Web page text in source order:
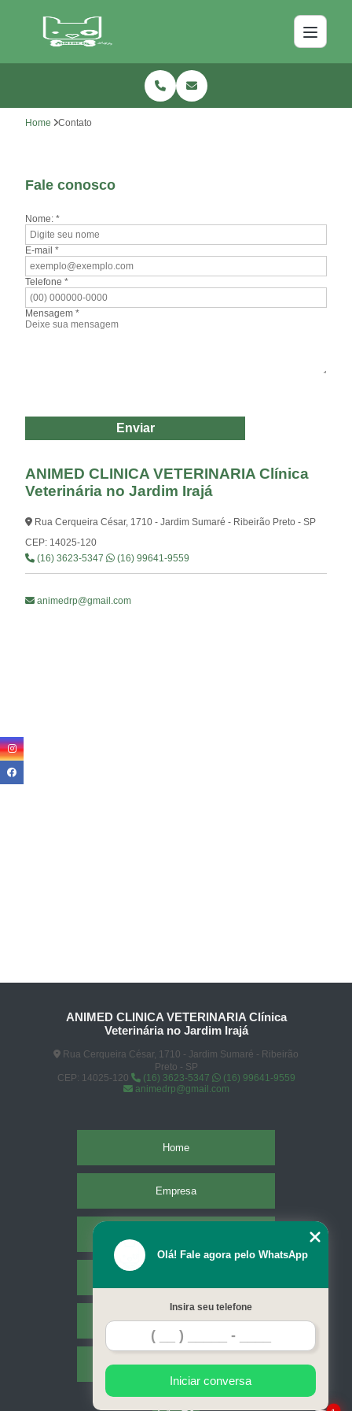
Home Contato
Fale conosco
Nome: *
E-mail *
Telefone *
Mensagem *
Enviar
ANIMED CLINICA VETERINARIA Clínica
Veterinária no Jardim Irajá
Rua Cerqueira César, 1710 - Jardim Sumaré - Ribeirão Preto - SP
CEP: 14025-120
(16) 3623-5347
(16) 99641-9559
animedrp@gmail.com
ANIMED CLINICA VETERINARIA Clínica
Veterinária no Jardim Irajá
Rua Cerqueira César, 1710 - Jardim Sumaré - Ribeirão
Preto - SP
CEP: 14025-120
(16) 3623-5347
(16) 99641-9559
animedrp@gmail.com
Home
Empresa
Contato
Mapa do site
Olá! Fale agora pelo WhatsApp
Insira seu telefone
Iniciar conversa